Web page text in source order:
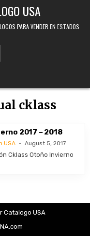
USA
PARA VENDER EN ESTADOS
cklass
2017 – 2018
USA August 5, 2017
Cklass Otoño Invierno
Catalogo USA